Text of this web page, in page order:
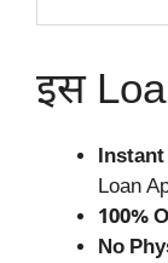
इस
Loan
100%
No